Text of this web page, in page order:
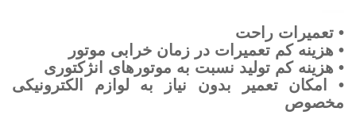
• تعمیرات راحت
• هزینه کم تعمیرات در زمان خرابی موتور
• هزینه کم تولید نسبت به موتورهای انژکتوری
• امکان تعمیر بدون نیاز به لوازم الکترونیکی
مخصوص